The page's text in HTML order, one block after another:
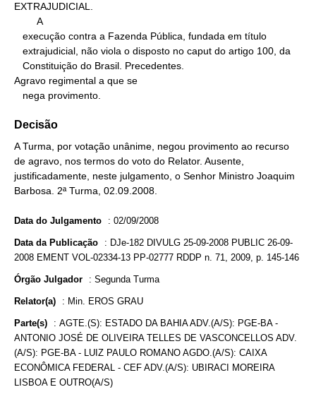
EXTRAJUDICIAL.
Agravo regimental a que se
   nega provimento.
Decisão
A Turma, por votação unânime, negou provimento ao recurso
de agravo, nos termos do voto do Relator. Ausente,
justificadamente, neste julgamento, o Senhor Ministro Joaquim
Barbosa. 2ª Turma, 02.09.2008.
Data do Julgamento : 02/09/2008
Data da Publicação : DJe-182 DIVULG 25-09-2008 PUBLIC 26-09-
2008 EMENT VOL-02334-13 PP-02777 RDDP n. 71, 2009, p. 145-146
Órgão Julgador : Segunda Turma
Relator(a) : Min. EROS GRAU
Parte(s) : AGTE.(S): ESTADO DA BAHIA ADV.(A/S): PGE-BA -
ANTONIO JOSÉ DE OLIVEIRA TELLES DE VASCONCELLOS ADV.
(A/S): PGE-BA - LUIZ PAULO ROMANO AGDO.(A/S): CAIXA
ECONÔMICA FEDERAL - CEF ADV.(A/S): UBIRACI MOREIRA
LISBOA E OUTRO(A/S)